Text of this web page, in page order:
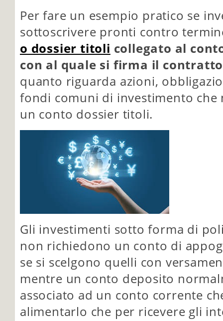
Per fare un esempio pratico se
sottoscrivere pronti contro
o dossier titoli collegato al
con al quale si firma il contratto
quanto riguarda azioni,
fondi comuni di investimento che
un conto dossier titoli.
Gli investimenti sotto forma di
non richiedono un conto di
se si scelgono quelli con
mentre un conto deposito
associato ad un conto corrente
alimentarlo che per ricevere gli